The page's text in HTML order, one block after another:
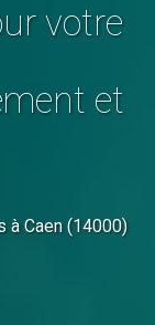
votre
et
à Caen (14000)